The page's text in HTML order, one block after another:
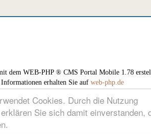
Cookies. Durch die Nutzung
Sie sich damit einverstanden,
dem WEB-PHP ® CMS Portal Mobile 1.78
erhalten Sie auf web-php.de